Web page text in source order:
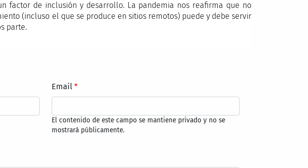
factor de inclusión y desarrollo. La pandemia nos reafirma que no
(incluso el que se produce en sitios remotos) puede y debe servir
parte.
Email
El contenido de este campo se mantiene privado y no se
mostrará públicamente.